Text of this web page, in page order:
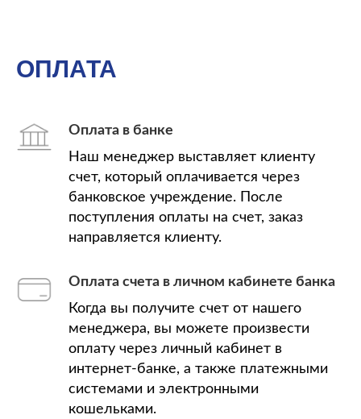
ОПЛАТА
Оплата в банке
Наш менеджер выставляет клиенту
счет, который оплачивается через
банковское учреждение. После
поступления оплаты на счет, заказ
направляется клиенту.
Оплата счета в личном кабинете банка
Когда вы получите счет от нашего
менеджера, вы можете произвести
оплату через личный кабинет в
интернет-банке, а также платежными
системами и электронными
кошельками.